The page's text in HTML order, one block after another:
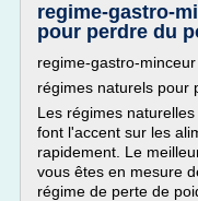
regime-gastro-
pour perdre du
regime-gastro-minceur
régimes naturels pour
Les régimes
font l'accent sur les
rapidement. Le
vous êtes en mesure
régime de perte de